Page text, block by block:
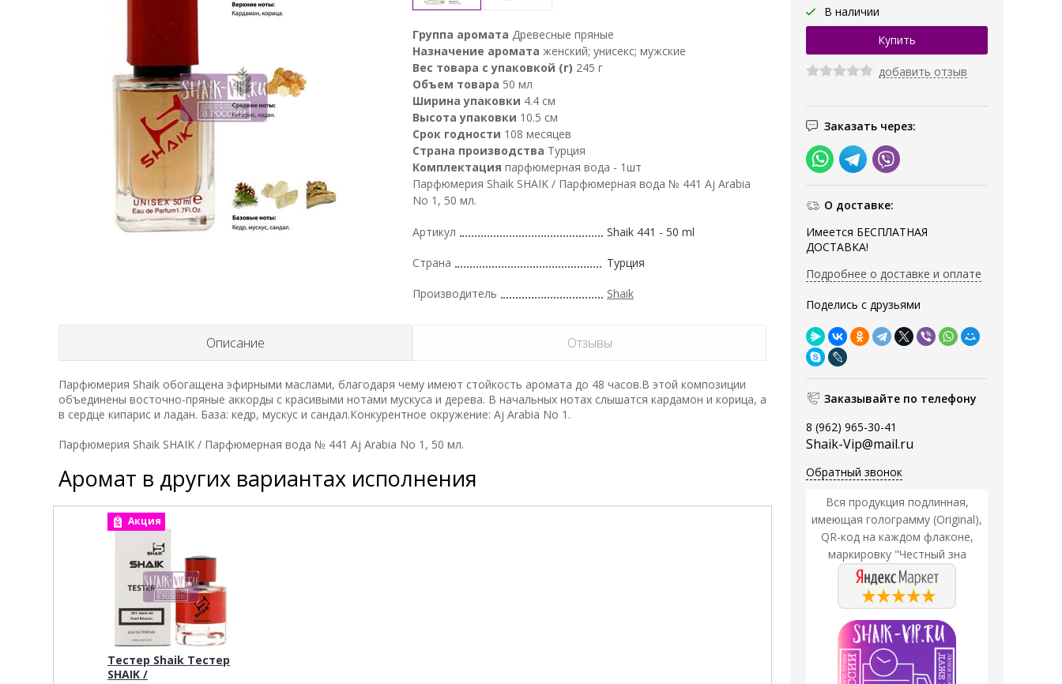
В наличии
добавить отзыв
Заказать через:
О доставке:
Имеется БЕСПЛАТНАЯ
ДОСТАВКА!
Подробнее о доставке и оплате
Поделись с друзьями
Заказывайте по телефону
8 (962) 965-30-41
Shaik-Vip@mail.ru
Обратный звонок
Вся продукция подлинная,
имеющая голограмму (Original),
QR-код на каждом флаконе,
маркировку "Честный зна
Группа аромата Древесные пряные
Назначение аромата женский; унисекс; мужские
Вес товара с упаковкой (г) 245 г
Объем товара 50 мл
Ширина упаковки 4.4 см
Высота упаковки 10.5 см
Срок годности 108 месяцев
Страна производства Турция
Комплектация парфюмерная вода - 1шт
Парфюмерия Shaik SHAIK / Парфюмерная вода № 441 Aj Arabia
No 1, 50 мл.
Артикул Shaik 441 - 50 ml
Страна Турция
Производитель Shaik
Описание Отзывы
Парфюмерия Shaik обогащена эфирными маслами, благодаря чему имеют стойкость аромата до 48 часов.В этой композиции
объединены восточно-пряные аккорды с красивыми нотами мускуса и дерева. В начальных нотах слышатся кардамон и корица, а
в сердце кипарис и ладан. База: кедр, мускус и сандал.Конкурентное окружение: Aj Arabia No 1.
Парфюмерия Shaik SHAIK / Парфюмерная вода № 441 Aj Arabia No 1, 50 мл.
Аромат в других вариантах исполнения
Акция
Тестер Shaik Тестер
SHAIK /